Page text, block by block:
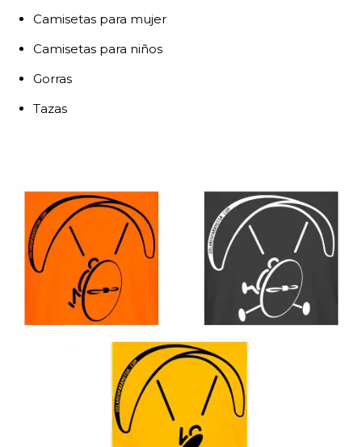
Camisetas para mujer
Camisetas para niños
Gorras
Tazas